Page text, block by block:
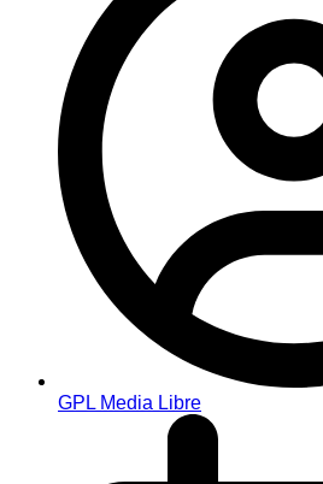
GPL Media Libre